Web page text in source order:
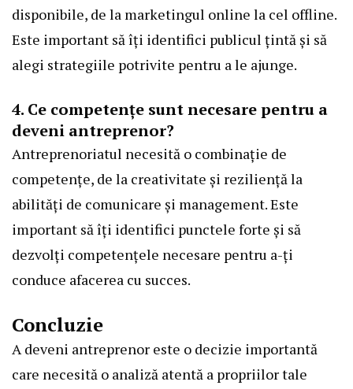
disponibile, de la marketingul online la cel offline.
Este important să îți identifici publicul țintă și să
alegi strategiile potrivite pentru a le ajunge.
4. Ce competențe sunt necesare pentru a
deveni antreprenor?
Antreprenoriatul necesită o combinație de
competențe, de la creativitate și reziliență la
abilități de comunicare și management. Este
important să îți identifici punctele forte și să
dezvolți competențele necesare pentru a-ți
conduce afacerea cu succes.
Concluzie
A deveni antreprenor este o decizie importantă
care necesită o analiză atentă a propriilor tale